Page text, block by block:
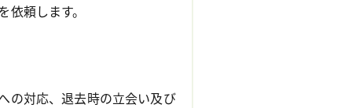
頼します。
の対応、退去時の立会い及び